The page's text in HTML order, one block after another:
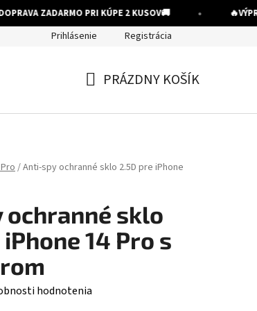
ZADARMO PRI KÚPE 2 KUSOV🚚
Prihlásenie Registrácia
PRÁZDNY KOŠÍK
/Anti-spy ochranné sklo 2.5D pre iPhone
sklo
14 Pro s
hodnotenia